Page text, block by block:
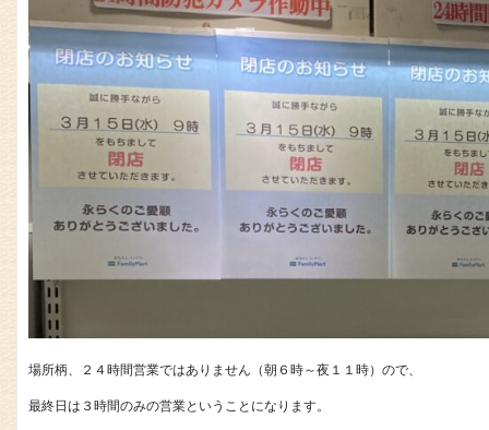
場所柄、２４時間営業ではありません（朝６時～夜１１時）ので、
最終日は３時間のみの営業ということになります。